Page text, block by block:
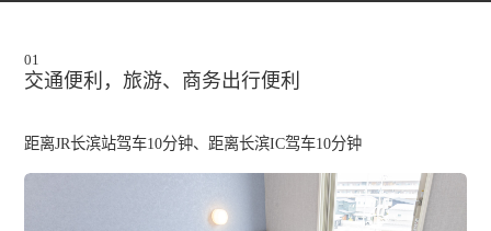
01
交通便利，旅游、商务出行便利
距离JR长滨站驾车10分钟、距离长滨IC驾车10分钟